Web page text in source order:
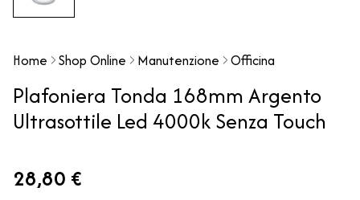
Home Shop Online Manutenzione Officina
Plafoniera Tonda 168mm Argento
Ultrasottile Led 4000k Senza Touch
28,80 €